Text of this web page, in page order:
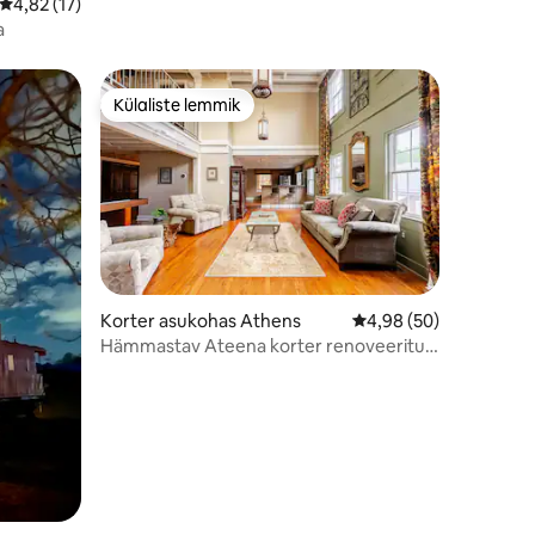
Külaliste lemmik
Külaliste lemmik
Korter asukohas Athens Keskmine hinnang
4,98 (50)
Hämmastav Ateena korter renoveeritud